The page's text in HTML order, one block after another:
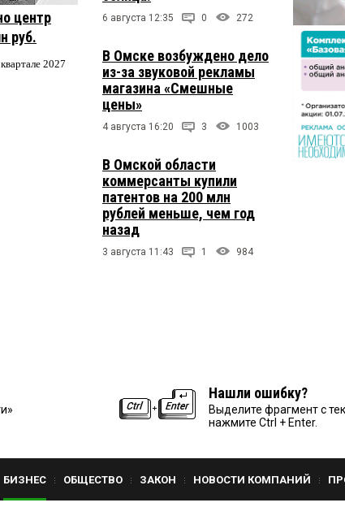
центр
руб.
2027
6 августа 12:35 0 272
В Омске возбуждено дело
из-за звуковой рекламы
магазина «Смешные
цены»
4 августа 16:20 3 1003
В Омской области
коммерсанты купили
патентов на 200 млн
рублей меньше, чем год
назад
3 августа 11:43 1 984
Нашли ошибку?
Выделите фрагмент с
нажмите Ctrl + Enter.
БИЗНЕС ОБЩЕСТВО ЗАКОН НОВОСТИ КОМПАНИЙ